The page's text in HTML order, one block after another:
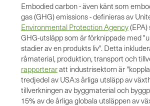
Embodied carbon - även känt som
gas (GHG) emissions - definieras av
Environmental Protection Agency
GHG-utsläpp som är förknippade med
stadier av en produkts liv". Detta
råmaterial, produktion, transport och
rapporteraratt industrisektorn är
tredjedel av USA:s årliga utsläpp av
tillverkningen av byggmaterial och
15% av de årliga globala utsläppen av